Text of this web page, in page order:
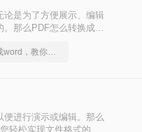
是为了方便展示、编辑
。那么PDF怎么转换成
pdf在线转换成word，教你一个方法
进行演示或编辑。那么
轻松实现文件格式的转